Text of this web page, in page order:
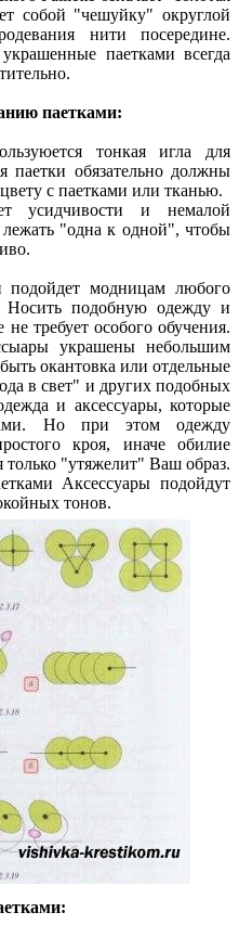
собой "чешуйку" округлой
нити посередине.
паетками всегда
паетками:
тонкая игла для
паетки обязательно должны
с паетками или тканью.
усидчивости и немалой
"одна к одной", чтобы
подойдет модницам любого
Носить подобную одежду и
не требует особого обучения.
украшены небольшим
окантовка или отдельные
в свет" и других подобных
и аксессуары, которые
Но при этом одежду
кроя, иначе обилие
"утяжелит" Ваш образ.
Аксессуары подойдут
тонов.